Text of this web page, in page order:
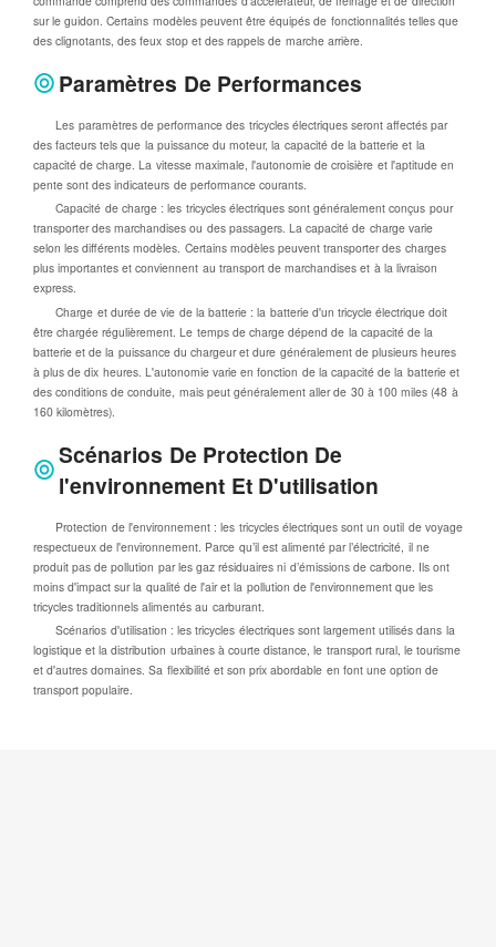
sur le guidon. Certains modèles peuvent être équipés de fonctionnalités telles que
des clignotants, des feux stop et des rappels de marche arrière.
Paramètres De Performances
Les paramètres de performance des tricycles électriques seront affectés par
des facteurs tels que la puissance du moteur, la capacité de la batterie et la
capacité de charge. La vitesse maximale, l'autonomie de croisière et l'aptitude en
pente sont des indicateurs de performance courants.
Capacité de charge : les tricycles électriques sont généralement conçus pour
transporter des marchandises ou des passagers. La capacité de charge varie
selon les différents modèles. Certains modèles peuvent transporter des charges
plus importantes et conviennent au transport de marchandises et à la livraison
express.
Charge et durée de vie de la batterie : la batterie d'un tricycle électrique doit
être chargée régulièrement. Le temps de charge dépend de la capacité de la
batterie et de la puissance du chargeur et dure généralement de plusieurs heures
à plus de dix heures. L'autonomie varie en fonction de la capacité de la batterie et
des conditions de conduite, mais peut généralement aller de 30 à 100 miles (48 à
160 kilomètres).
Scénarios De Protection De
l'environnement Et D'utilisation
Protection de l'environnement : les tricycles électriques sont un outil de voyage
respectueux de l'environnement. Parce qu’il est alimenté par l’électricité, il ne
produit pas de pollution par les gaz résiduaires ni d’émissions de carbone. Ils ont
moins d'impact sur la qualité de l'air et la pollution de l'environnement que les
tricycles traditionnels alimentés au carburant.
Scénarios d'utilisation : les tricycles électriques sont largement utilisés dans la
logistique et la distribution urbaines à courte distance, le transport rural, le tourisme
et d'autres domaines. Sa flexibilité et son prix abordable en font une option de
transport populaire.